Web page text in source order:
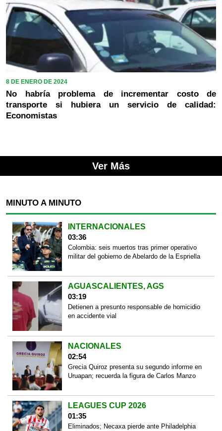
8 DE ENERO DE 2024
No habría problema de incrementar costo de
transporte si hubiera un servicio de calidad:
Economistas
Ver Más
MINUTO A MINUTO
INTERNACIONALES
03:36
Colombia: seis muertos tras primer operativo
militar del gobierno de Abelardo de la Espriella
AGUASCALIENTES, AGS
03:19
Detienen a presunto responsable de homicidio
en accidente vial
NACIONALES
02:54
Grecia Quiroz presenta su segundo informe en
Uruapan; recuerda la figura de Carlos Manzo
LEAGUES CUP 2026
01:35
Eliminados; Necaxa pierde ante Philadelphia